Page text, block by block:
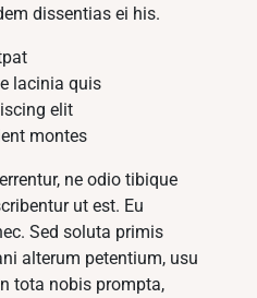
dissentias ei his.
lacinia quis
elit
montes
ne odio tibique
ut est. Eu
Sed soluta primis
alterum petentium, usu
tota nobis prompta,